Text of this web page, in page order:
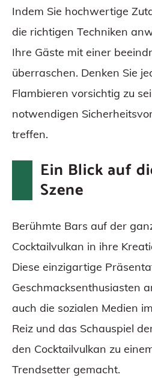
Indem Sie hochwertige
die richtigen Techniken
Ihre Gäste mit einer
überraschen. Denken Sie
Flambieren vorsichtig zu
notwendigen
treffen.
Ein Blick auf
Szene
Berühmte Bars auf der
Cocktailvulkan in ihre
Diese einzigartige
Geschmacksenthusiasten
auch die sozialen Medien
Reiz und das Schauspiel
den Cocktailvulkan zu
Trendsetter gemacht.